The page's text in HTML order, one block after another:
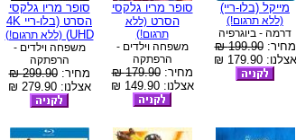
מייקל (בלו-ריי)
(ללא תרגום!)
דרמה - ביוגרפיה
מחיר:199.90 ₪
אצלנו: 179.90 ₪
סופר מריו גלקסי
הסרט(ללא
תרגום!)
משפחה וילדים -
הרפתקה
מחיר:179.90 ₪
אצלנו: 149.90 ₪
סופר מריו גלקסי
הסרט (בלו-ריי 4K
UHD) (ללא תרגום!)
משפחה וילדים -
הרפתקה
מחיר:299.90 ₪
אצלנו: 279.90 ₪